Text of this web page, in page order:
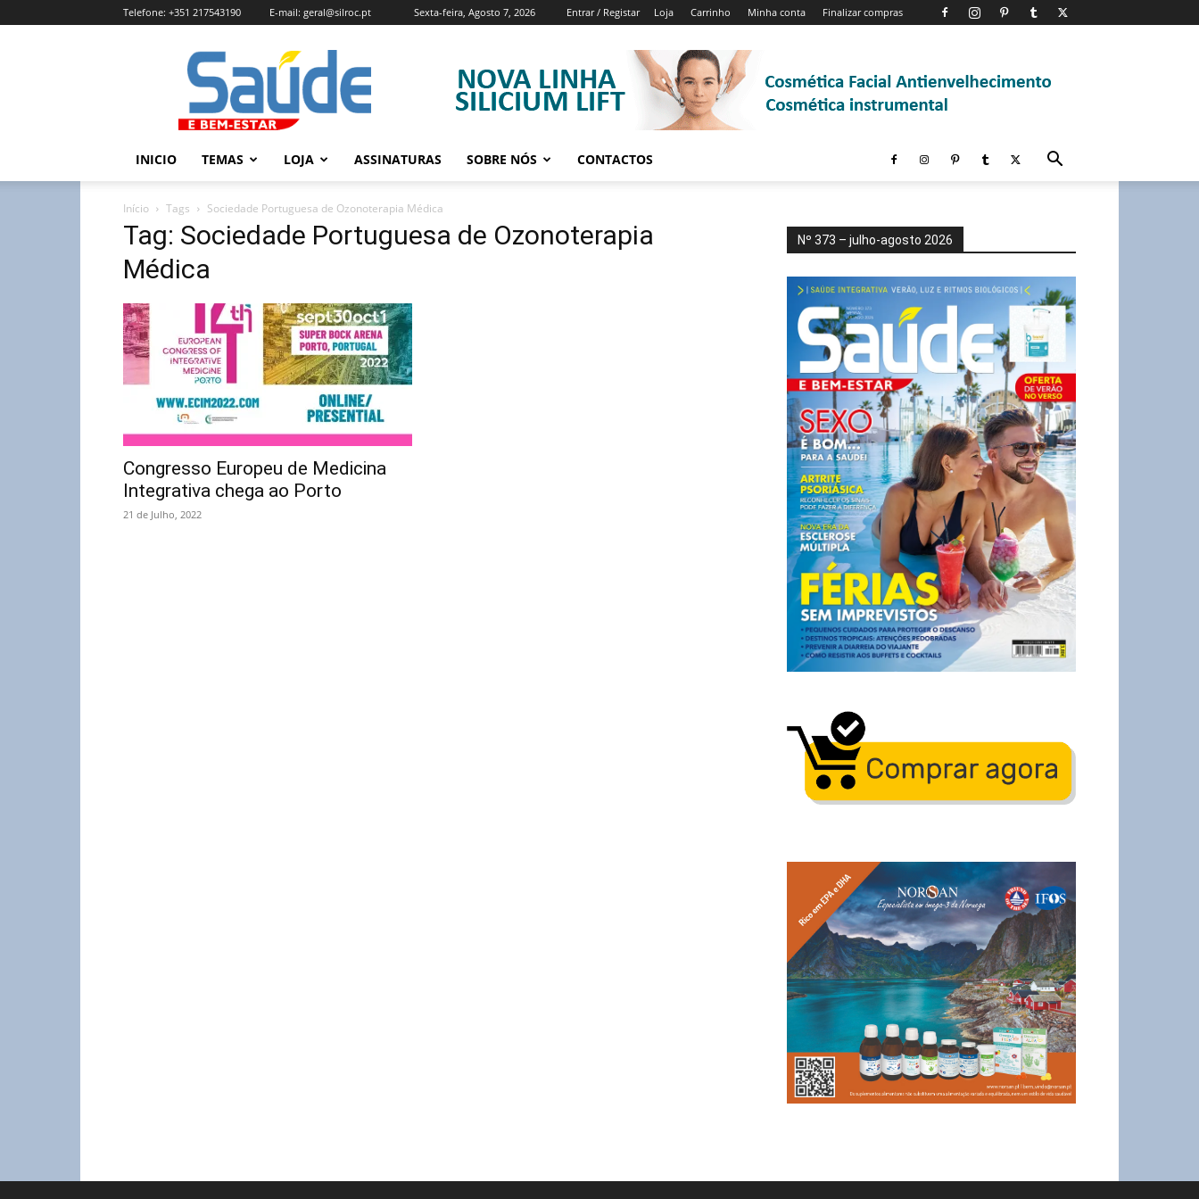
Sexta-feira, Agosto 7, 2026 Entrar / Registar Loja Carrinho Minha conta Finalizar compras
Telefone: +351 217543190 E-mail: geral@silroc.pt
Revista
Saúde
e
Bem
Estar
Edição
INICIO TEMAS LOJA ASSINATURAS SOBRE NÓS CONTACTOS
Início Tags Sociedade Portuguesa de Ozonoterapia Médica
Tag: Sociedade Portuguesa de Ozonoterapia
Médica
Congresso Europeu de Medicina
Integrativa chega ao Porto
21 de Julho, 2022
Nº 373 – julho-agosto 2026